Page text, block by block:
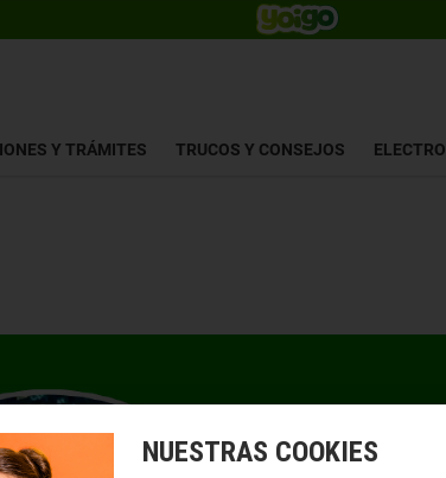
Y TRÁMITES TRUCOS Y CONSEJOS
NUESTRAS COOKIES